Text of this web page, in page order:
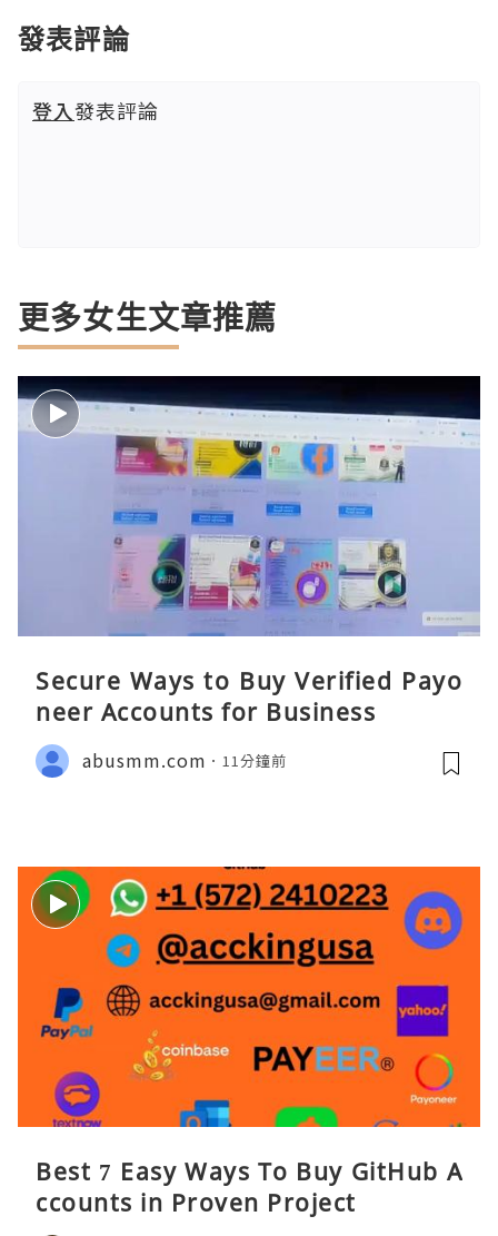
發表評論
登入發表評論
更多女生文章推薦
Secure Ways to Buy Verified Payo
neer Accounts for Business
abusmm.com 11分鐘前
Best 7 Easy Ways To Buy GitHub A
ccounts in Proven Project